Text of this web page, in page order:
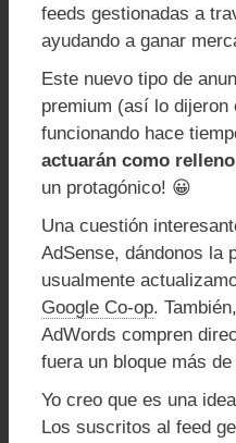
feeds gestionadas a
ayudando a ganar
Este nuevo tipo de
premium (así lo dijeron
funcionando hace
actuarán como relleno
un protagónico! 😀
Una cuestión
AdSense, dándonos la
usualmente
Google Co-op.
AdWords compren
fuera un bloque más
Yo creo que es una
Los suscritos al feed